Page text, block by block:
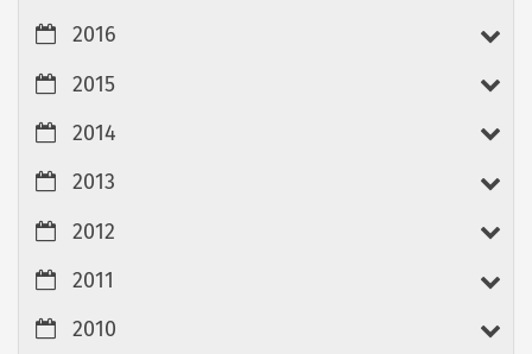
2016
2015
2014
2013
2012
2011
2010